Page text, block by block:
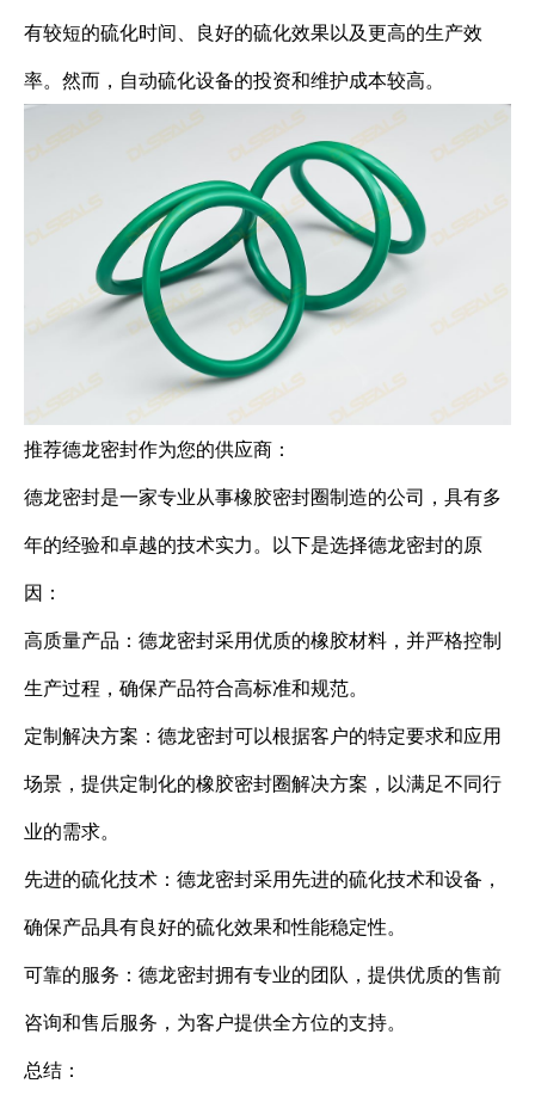
有较短的硫化时间、良好的硫化效果以及更高的生产效
率。然而，自动硫化设备的投资和维护成本较高。
推荐德龙密封作为您的供应商：
德龙密封是一家专业从事橡胶密封圈制造的公司，具有多
年的经验和卓越的技术实力。以下是选择德龙密封的原
因：
高质量产品：德龙密封采用优质的橡胶材料，并严格控制
生产过程，确保产品符合高标准和规范。
定制解决方案：德龙密封可以根据客户的特定要求和应用
场景，提供定制化的橡胶密封圈解决方案，以满足不同行
业的需求。
先进的硫化技术：德龙密封采用先进的硫化技术和设备，
确保产品具有良好的硫化效果和性能稳定性。
可靠的服务：德龙密封拥有专业的团队，提供优质的售前
咨询和售后服务，为客户提供全方位的支持。
总结：